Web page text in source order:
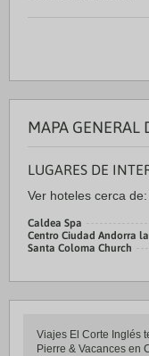
MAPA GENERAL
LUGARES DE
Ver hoteles cerca de:
Caldea Spa
Centro Ciudad Andorra
Santa Coloma Church
Viajes El Corte Inglés
Pierre & Vacances en